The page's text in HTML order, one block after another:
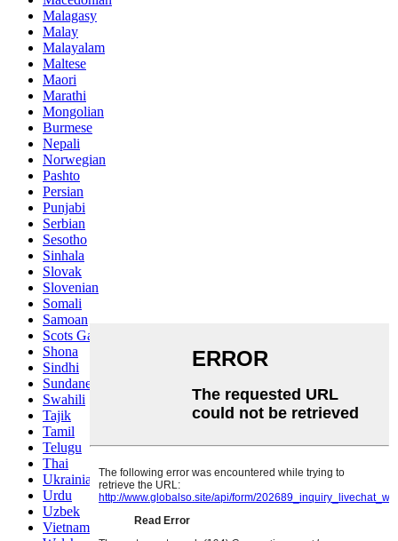
Malagasy
Malay
Malayalam
Maltese
Maori
Marathi
Mongolian
Burmese
Nepali
Norwegian
Pashto
Persian
Punjabi
Serbian
Sesotho
Sinhala
Slovak
Slovenian
Somali
Samoan
Scots Gaelic
Shona
Sindhi
Sundanese
Swahili
Tajik
Tamil
Telugu
Thai
Ukrainian
Urdu
Uzbek
Vietnamese